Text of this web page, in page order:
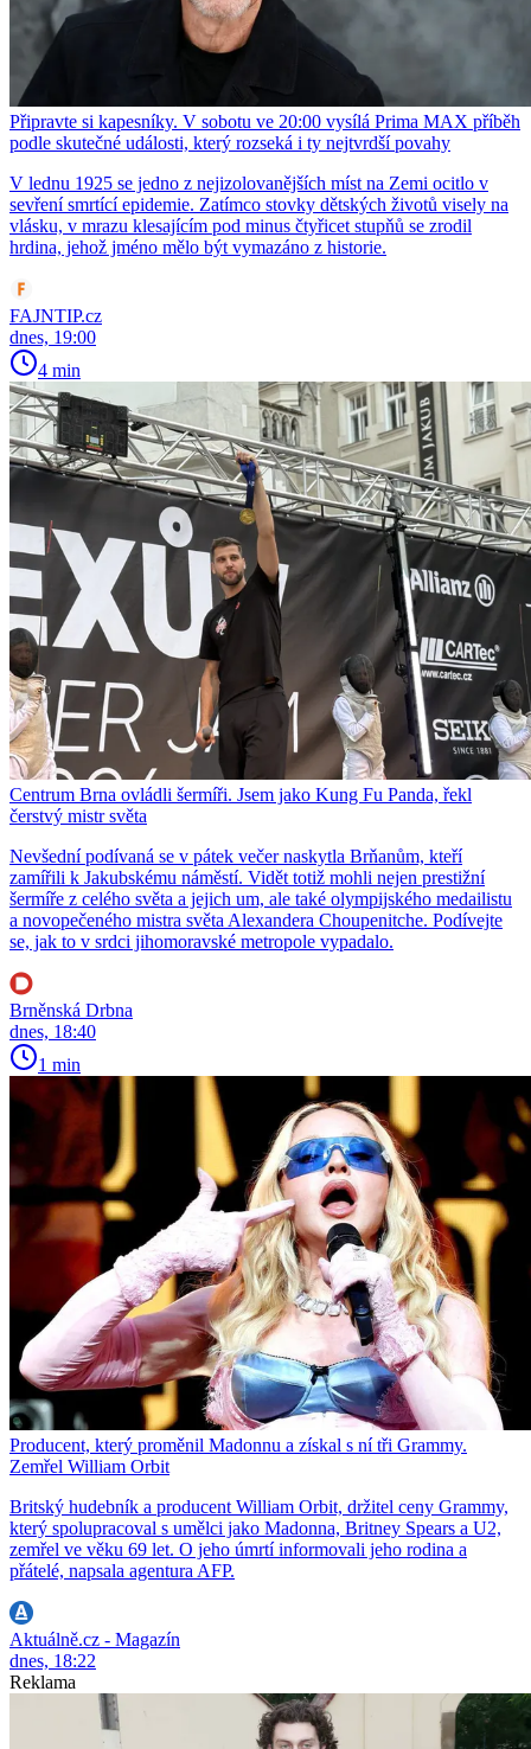
Připravte si kapesníky. V sobotu ve 20:00 vysílá Prima MAX příběh
podle skutečné události, který rozseká i ty nejtvrdší povahy
V lednu 1925 se jedno z nejizolovanějších míst na Zemi ocitlo v
sevření smrtící epidemie. Zatímco stovky dětských životů visely na
vlásku, v mrazu klesajícím pod minus čtyřicet stupňů se zrodil
hrdina, jehož jméno mělo být vymazáno z historie.
FAJNTIP.cz
dnes, 19:00
4 min
Centrum Brna ovládli šermíři. Jsem jako Kung Fu Panda, řekl
čerstvý mistr světa
Nevšední podívaná se v pátek večer naskytla Brňanům, kteří
zamířili k Jakubskému náměstí. Vidět totiž mohli nejen prestižní
šermíře z celého světa a jejich um, ale také olympijského medailistu
a novopečeného mistra světa Alexandera Choupenitche. Podívejte
se, jak to v srdci jihomoravské metropole vypadalo.
Brněnská Drbna
dnes, 18:40
1 min
Producent, který proměnil Madonnu a získal s ní tři Grammy.
Zemřel William Orbit
Britský hudebník a producent William Orbit, držitel ceny Grammy,
který spolupracoval s umělci jako Madonna, Britney Spears a U2,
zemřel ve věku 69 let. O jeho úmrtí informovali jeho rodina a
přátelé, napsala agentura AFP.
Aktuálně.cz - Magazín
dnes, 18:22
Reklama